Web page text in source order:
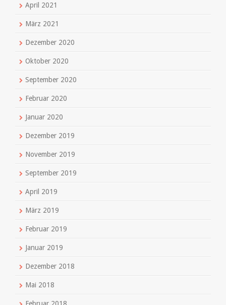
April 2021
März 2021
Dezember 2020
Oktober 2020
September 2020
Februar 2020
Januar 2020
Dezember 2019
November 2019
September 2019
April 2019
März 2019
Februar 2019
Januar 2019
Dezember 2018
Mai 2018